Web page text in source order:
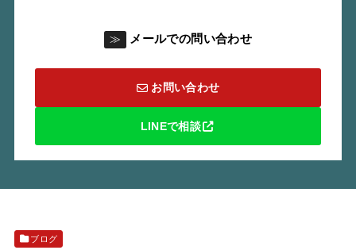
≫ メールでの問い合わせ
お問い合わせ
LINEで相談
ブログ